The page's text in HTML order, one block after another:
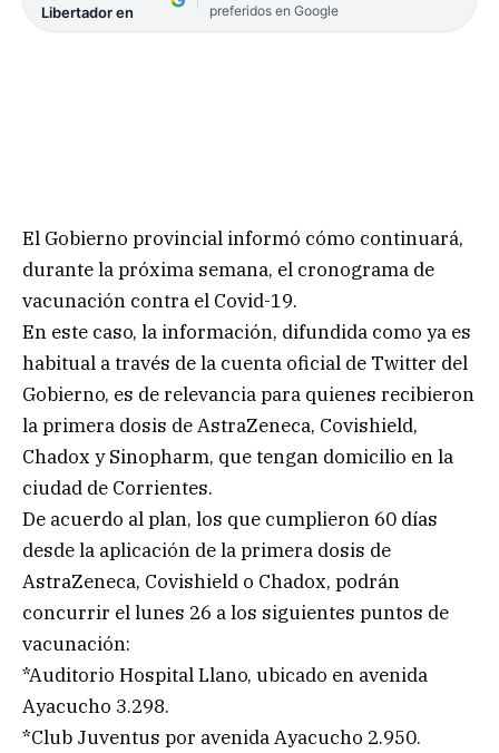
Libertador en
preferidos en Google
El Gobierno provincial informó cómo continuará,
durante la próxima semana, el cronograma de
vacunación contra el Covid-19.
En este caso, la información, difundida como ya es
habitual a través de la cuenta oficial de Twitter del
Gobierno, es de relevancia para quienes recibieron
la primera dosis de AstraZeneca, Covishield,
Chadox y Sinopharm, que tengan domicilio en la
ciudad de Corrientes.
De acuerdo al plan, los que cumplieron 60 días
desde la aplicación de la primera dosis de
AstraZeneca, Covishield o Chadox, podrán
concurrir el lunes 26 a los siguientes puntos de
vacunación:
*Auditorio Hospital Llano, ubicado en avenida
Ayacucho 3.298.
*Club Juventus por avenida Ayacucho 2.950.